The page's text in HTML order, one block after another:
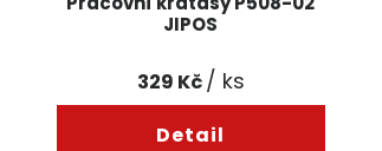
JIPOS
329 Kč/ ks